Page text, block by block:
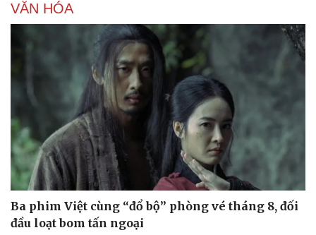
VĂN HÓA
Ba phim Việt cùng “đổ bộ” phòng vé tháng 8, đối
đầu loạt bom tấn ngoại